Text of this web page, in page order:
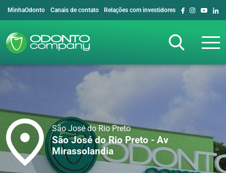
MinhaOdonto Canais de contato Relações com investidores
São José do Rio Preto
São José do Rio Preto - Av
Mirassolandia